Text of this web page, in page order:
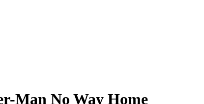
Man No Way Home